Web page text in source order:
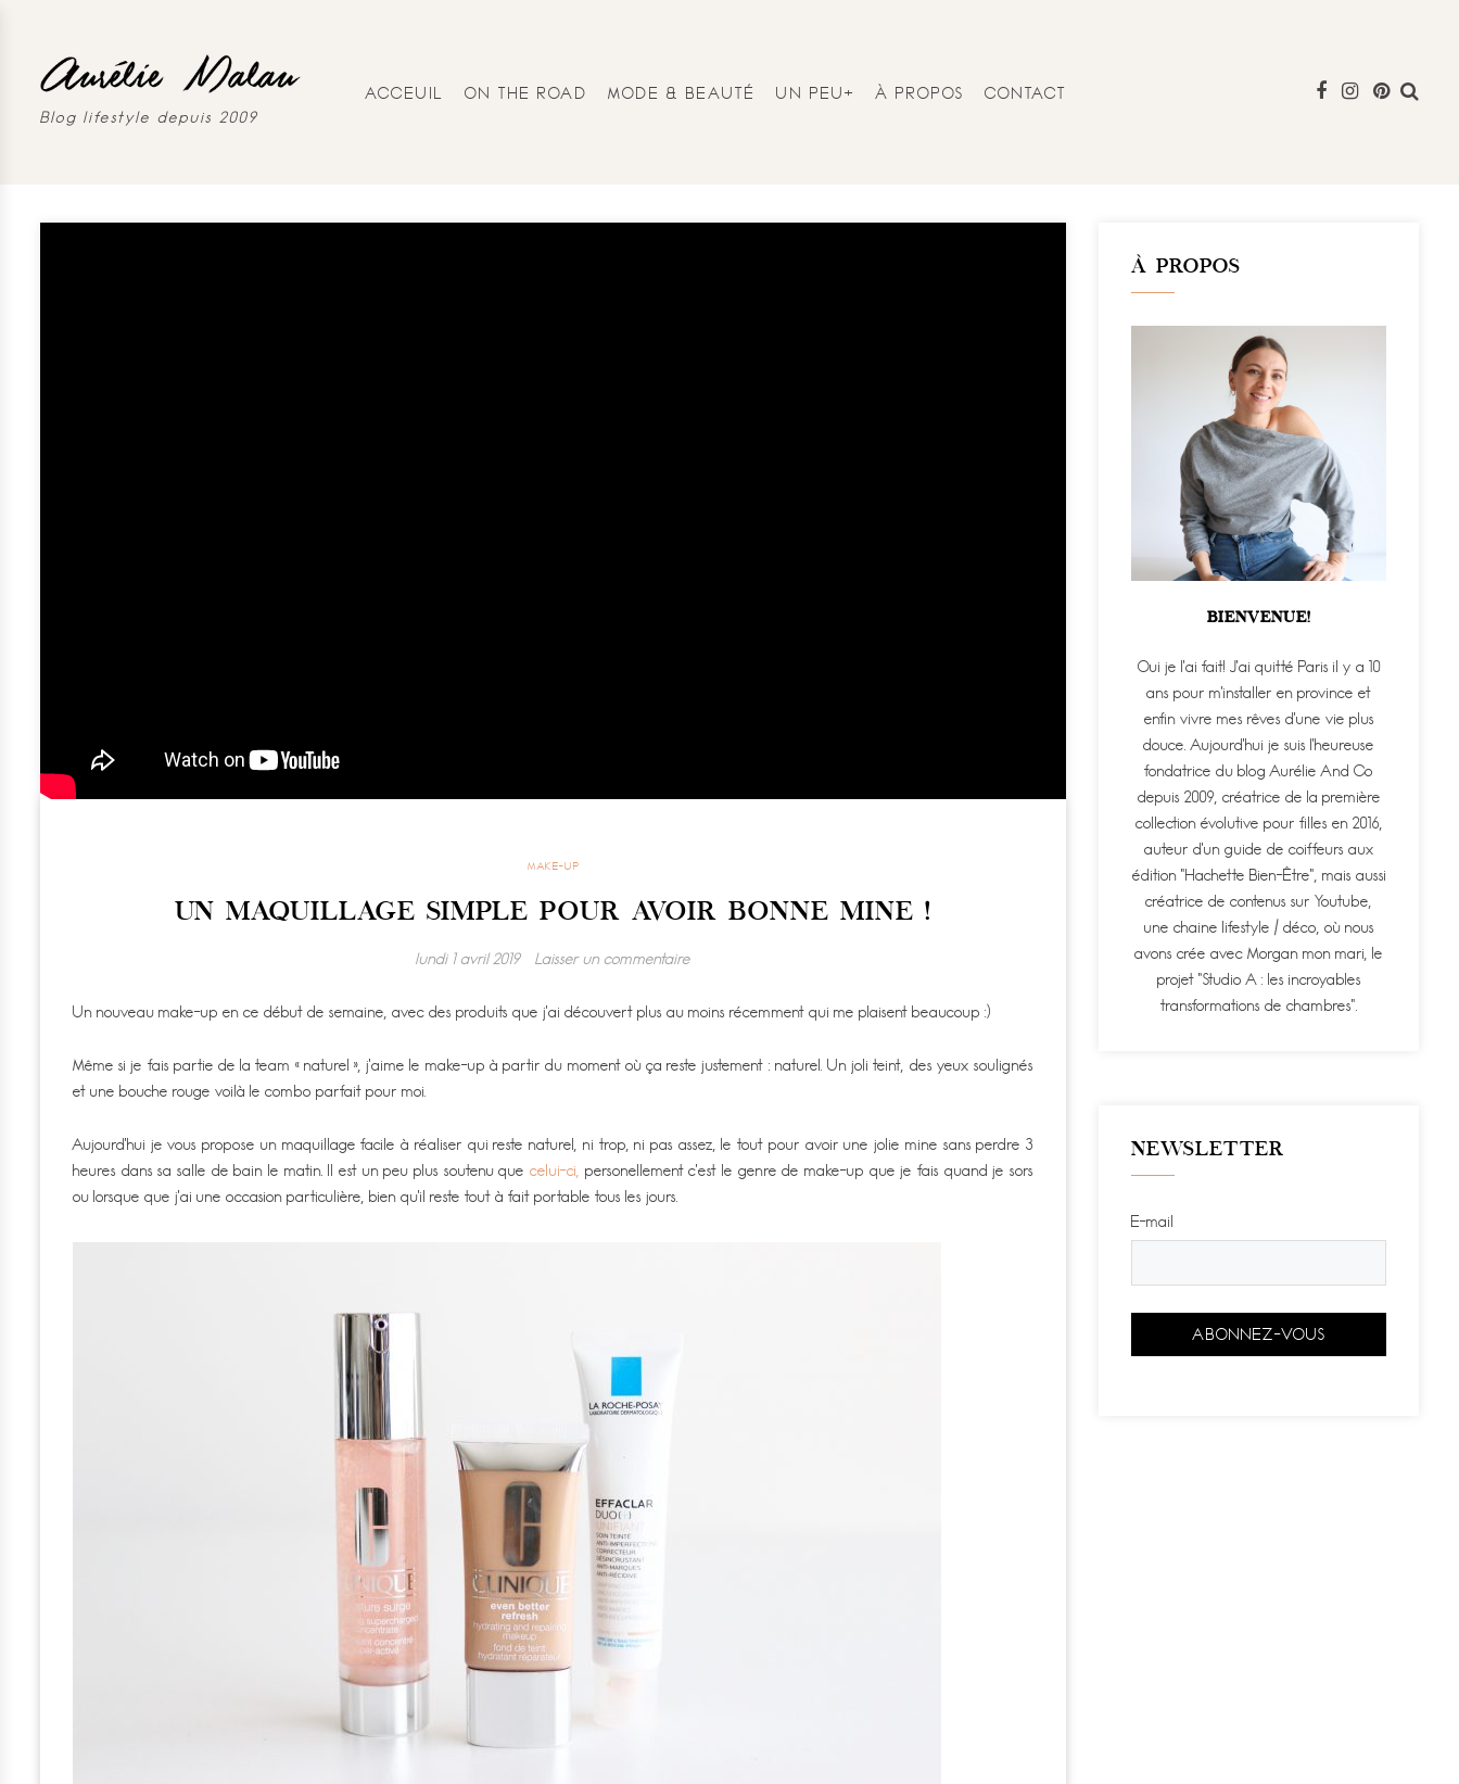
Blog lifestyle depuis 2009
ACCEUIL ON THE ROAD MODE & BEAUTÉ UN PEU+ À PROPOS CONTACT
MAKE-UP
UN MAQUILLAGE SIMPLE POUR AVOIR BONNE MINE !
lundi 1 avril 2019 Laisser un commentaire
Un nouveau make-up en ce début de semaine, avec des produits que j’ai découvert plus au moins récemment qui me plaisent beaucoup :)
Même si je fais partie de la team « naturel », j’aime le make-up à partir du moment où ça reste justement : naturel. Un joli teint, des yeux soulignés
et une bouche rouge voilà le combo parfait pour moi.
Aujourd’hui je vous propose un maquillage facile à réaliser qui reste naturel, ni trop, ni pas assez, le tout pour avoir une jolie mine sans perdre 3
heures dans sa salle de bain le matin. Il est un peu plus soutenu que celui-ci, personellement c’est le genre de make-up que je fais quand je sors
ou lorsque que j’ai une occasion particulière, bien qu’il reste tout à fait portable tous les jours.
À PROPOS
BIENVENUE!
Oui je l'ai fait! J'ai quitté Paris il y a 10
ans pour m'installer en province et
enfin vivre mes rêves d'une vie plus
douce. Aujourd'hui je suis l'heureuse
fondatrice du blog Aurélie And Co
depuis 2009, créatrice de la première
collection évolutive pour filles en 2016,
auteur d'un guide de coiffeurs aux
édition "Hachette Bien-Être", mais aussi
créatrice de contenus sur Youtube,
une chaine lifestyle / déco, où nous
avons crée avec Morgan mon mari, le
projet "Studio A : les incroyables
transformations de chambres".
NEWSLETTER
E-mail